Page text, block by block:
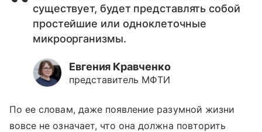
существует, будет представлять собой
простейшие или одноклеточные
микроорганизмы.
Евгения Кравченко
представитель МФТИ
По ее словам, даже появление разумной жизни
вовсе не означает, что она должна повторить